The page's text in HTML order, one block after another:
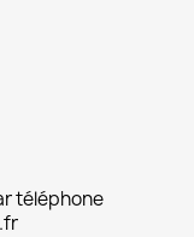
téléphone